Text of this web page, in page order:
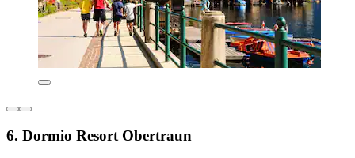
6. Dormio Resort Obertraun